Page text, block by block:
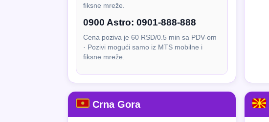
fiksne mreže.
0900 Astro: 0901-888-888
Cena poziva je 60 RSD/0.5 min sa PDV-om
· Pozivi mogući samo iz MTS mobilne i
fiksne mreže.
Crna Gora